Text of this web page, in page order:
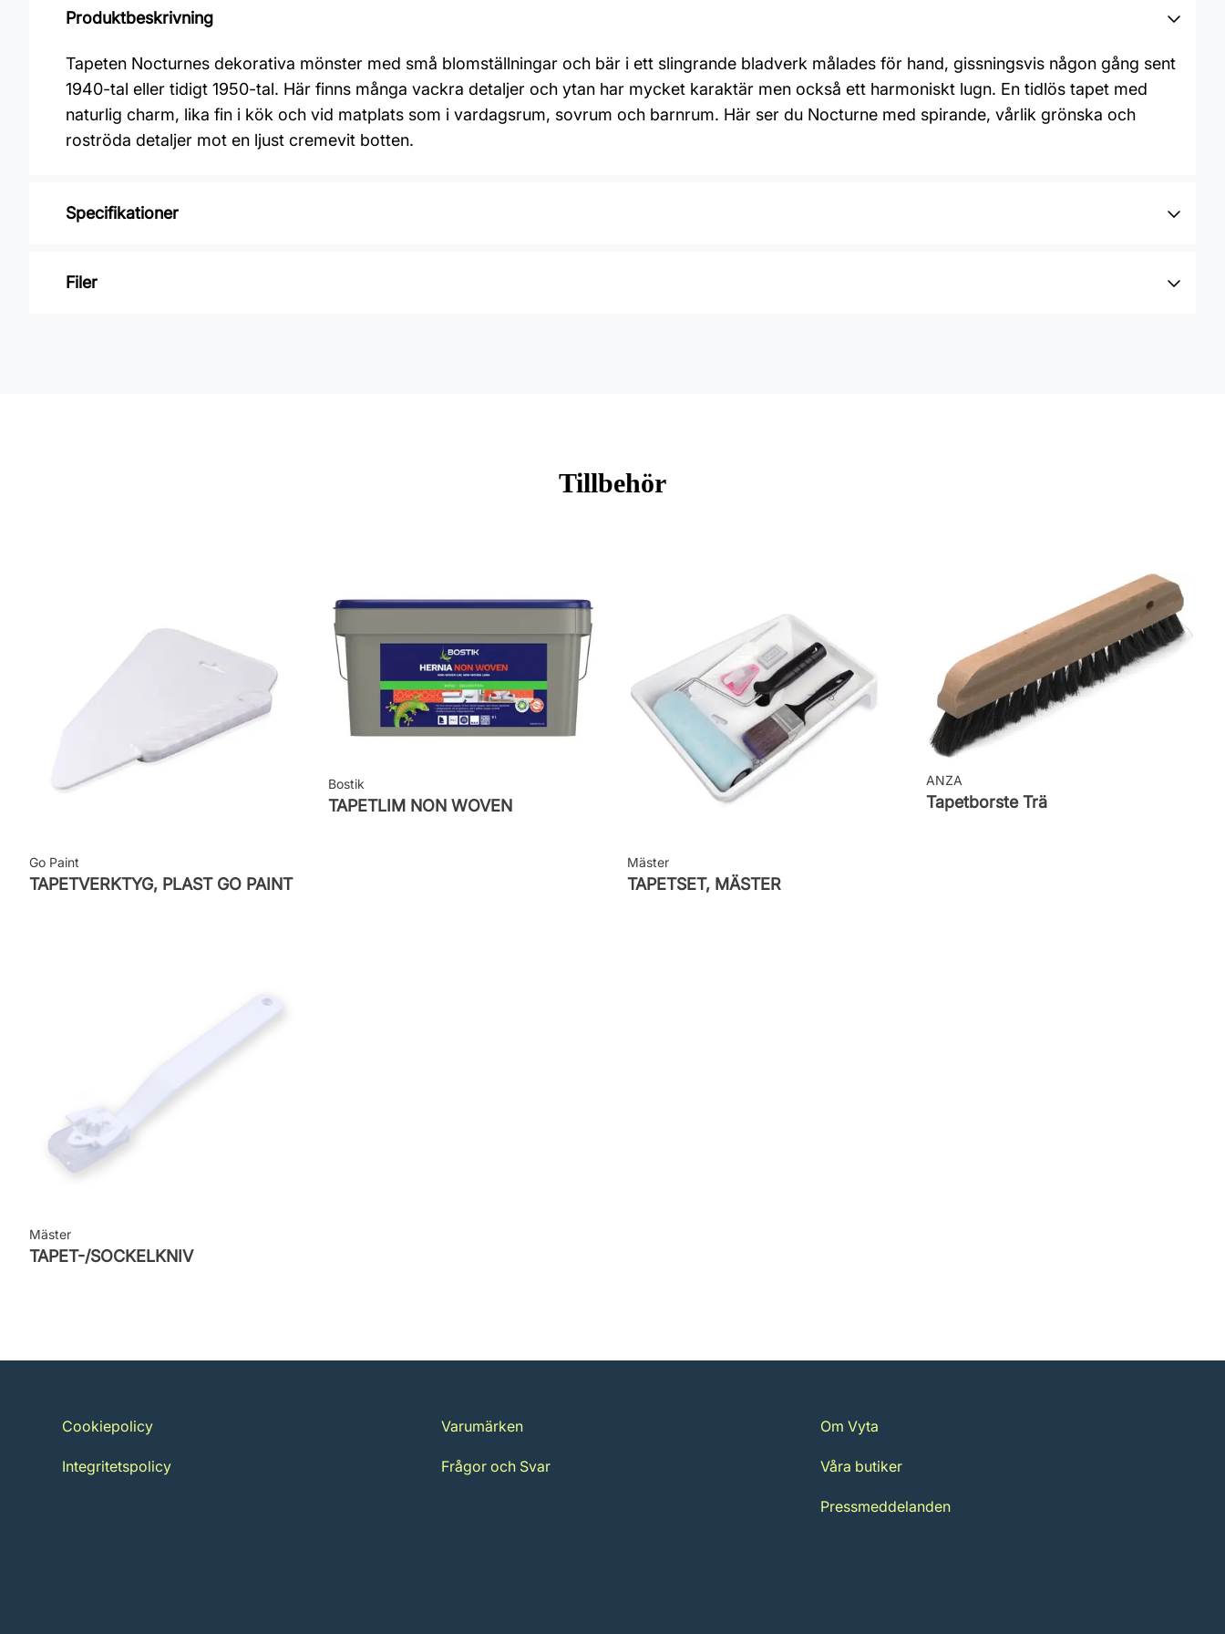
Produktbeskrivning
Tapeten Nocturnes dekorativa mönster med små blomställningar och bär i ett slingrande bladverk målades för hand, gissningsvis någon gång sent
1940-tal eller tidigt 1950-tal. Här finns många vackra detaljer och ytan har mycket karaktär men också ett harmoniskt lugn. En tidlös tapet med
naturlig charm, lika fin i kök och vid matplats som i vardagsrum, sovrum och barnrum. Här ser du Nocturne med spirande, vårlik grönska och
roströda detaljer mot en ljust cremevit botten.
Specifikationer
Varumärke: Boråstapeter
Applicering av lim: Lim strykes på väggen
Leverantörens artikelnummer: 2026
Filer
Tillbehör
Go Paint
TAPETVERKTYG, PLAST GO PAINT
Bostik
TAPETLIM NON WOVEN
Mäster
TAPETSET, MÄSTER
ANZA
Tapetborste Trä
Mäster
TAPET-/SOCKELKNIV
Cookiepolicy
Integritetspolicy
Varumärken
Frågor och Svar
Om Vyta
Våra butiker
Pressmeddelanden